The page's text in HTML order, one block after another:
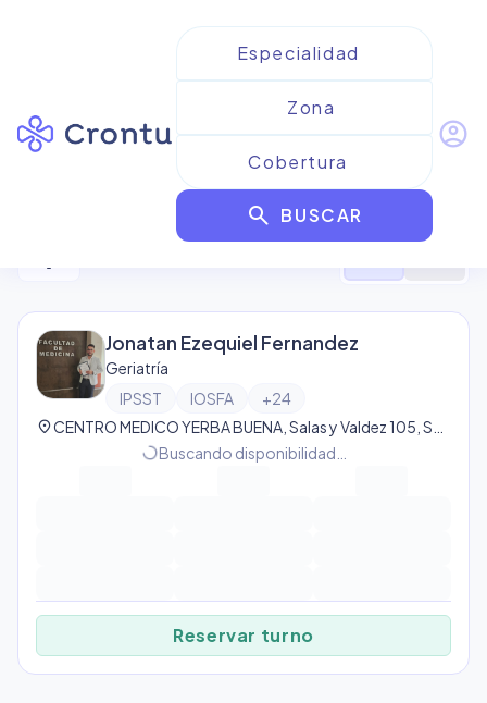
search BUSCAR
account_circle
Resultados paraIPSST
filter_alt
Jonatan Ezequiel Fernandez
Geriatría
IPSST
IOSFA +24
location_on
progress_activityBuscando disponibilidad…
Reservar turno